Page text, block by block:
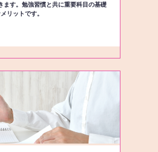
ます。勉強習慣と共に重要科目の基礎
リットです。